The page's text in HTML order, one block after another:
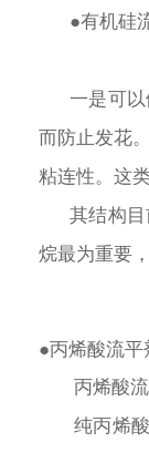
●有机硅
一是可
而防止发花
粘连性。这
其结构
烷最为重要
●丙烯酸流平
丙烯酸
纯丙烯